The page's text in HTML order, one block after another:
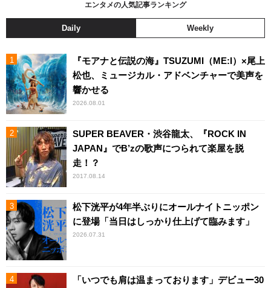
エンタメの人気記事ランキング
Daily Weekly
『モアナと伝説の海』TSUZUMI（ME:I）×尾上
松也、ミュージカル・アドベンチャーで美声を
響かせる
2026.08.01
SUPER BEAVER・渋谷龍太、『ROCK IN
JAPAN』でB’zの歌声につられて楽屋を脱
走！？
2017.08.14
松下洸平が4年半ぶりにオールナイトニッポン
に登場「当日はしっかり仕上げて臨みます」
2026.07.31
「いつでも肩は温まっております」デビュー30